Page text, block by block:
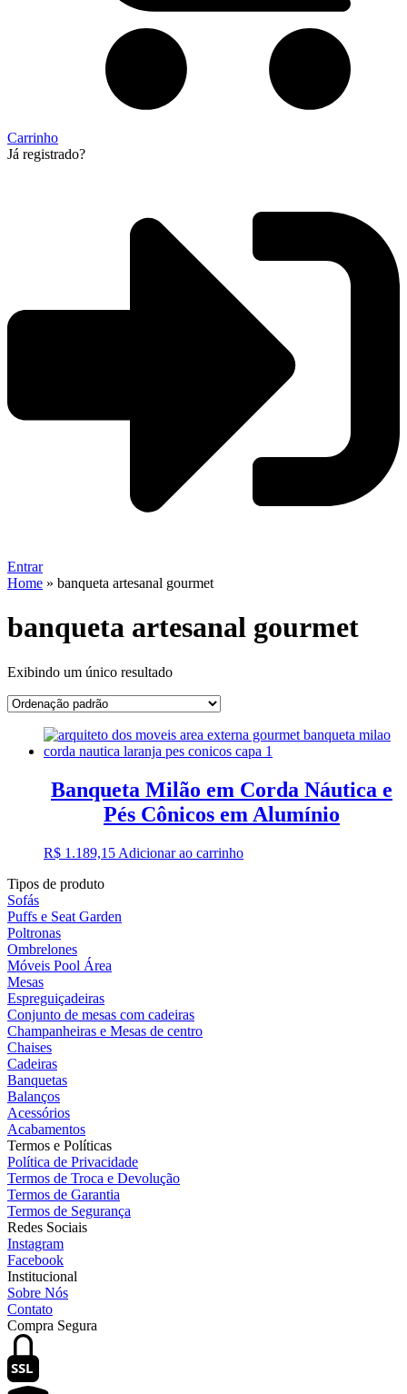
Carrinho
Já registrado?
Entrar
Home » banqueta artesanal gourmet
banqueta artesanal gourmet
Exibindo um único resultado
Banqueta Milão em Corda Náutica e
Pés Cônicos em Alumínio
R$ 1.189,15 Adicionar ao carrinho
Tipos de produto
Sofás
Puffs e Seat Garden
Poltronas
Ombrelones
Móveis Pool Área
Mesas
Espreguiçadeiras
Conjunto de mesas com cadeiras
Champanheiras e Mesas de centro
Chaises
Cadeiras
Banquetas
Balanços
Acessórios
Acabamentos
Termos e Políticas
Política de Privacidade
Termos de Troca e Devolução
Termos de Garantia
Termos de Segurança
Redes Sociais
Instagram
Facebook
Institucional
Sobre Nós
Contato
Compra Segura
SSL